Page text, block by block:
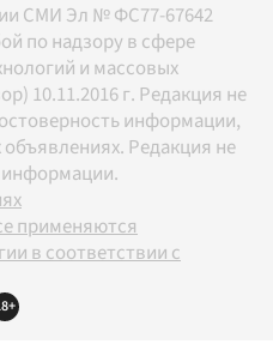
СМИ Эл № ФС77-67642
по надзору в сфере
и массовых
10.11.2016 г. Редакция не
информации,
Редакция не
информации.
применяются
в соответствии с